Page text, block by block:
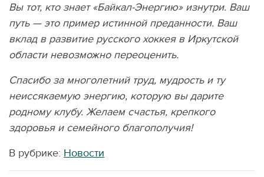
Вы тот, кто знает «Байкал-Энергию» изнутри. Ваш
путь — это пример истинной преданности. Ваш
вклад в развитие русского хоккея в Иркутской
области невозможно переоценить.
Спасибо за многолетний труд, мудрость и ту
неиссякаемую энергию, которую вы дарите
родному клубу. Желаем счастья, крепкого
здоровья и семейного благополучия!
В рубрике: Новости